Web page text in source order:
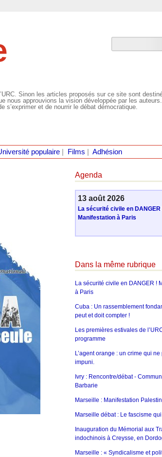
Sinon les articles proposés sur ce site sont
nous approuvions la vision développée par les auteurs.
s’exprimer et de nourrir le débat démocratique.
populaire| Films Adhésion
Agenda
13 août 2026
La sécurité civile en DANGER
Manifestation à Paris
Dans la même rubrique
La sécurité civile en DANGER !
à Paris
Cuba : Un rassemblement
peut et doit compter !
Les premières estivales de
programme
L’agent orange : un crime qui ne
impuni.
Ivry : Rencontre/débat -
Barbarie
Marseille : Manifestation
Marseille débat : Le fascisme
Inauguration du Mémorial aux
indochinois à Creysse, en
Marseille : « Syndicalisme et